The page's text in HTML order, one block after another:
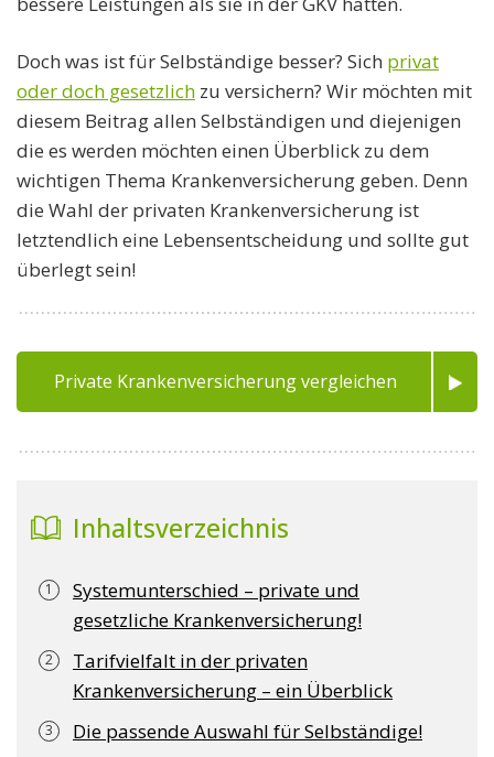
Doch was ist für Selbständige besser? Sich privat
oder doch gesetzlich zu versichern? Wir möchten mit
diesem Beitrag allen Selbständigen und diejenigen
die es werden möchten einen Überblick zu dem
wichtigen Thema Krankenversicherung geben. Denn
die Wahl der privaten Krankenversicherung ist
letztendlich eine Lebensentscheidung und sollte gut
überlegt sein!
Private Krankenversicherung vergleichen
Inhaltsverzeichnis
Systemunterschied – private und
gesetzliche Krankenversicherung!
Tarifvielfalt in der privaten
Krankenversicherung – ein Überblick
Die passende Auswahl für Selbständige!